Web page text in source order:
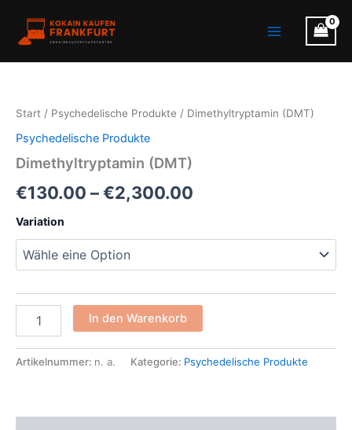
Inhalt
springen
Menu
Start / Psychedelische Produkte / Dimethyltryptamin (DMT)
Psychedelische Produkte
Dimethyltryptamin (DMT)
€130.00 –€2,300.00
€130.00
Variation
In den Warenkorb
Artikelnummer: n. a. Kategorie: Psychedelische Produkte